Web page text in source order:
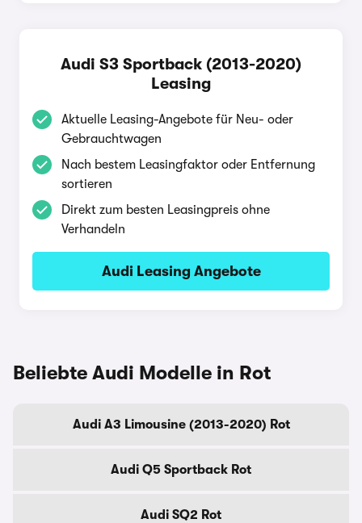
Audi S3 Sportback (2013-2020)
Leasing
Aktuelle Leasing-Angebote für Neu- oder
Gebrauchtwagen
Nach bestem Leasingfaktor oder Entfernung
sortieren
Direkt zum besten Leasingpreis ohne
Verhandeln
Audi Leasing Angebote
Beliebte Audi Modelle in Rot
Audi A3 Limousine (2013-2020) Rot
Audi Q5 Sportback Rot
Audi SQ2 Rot